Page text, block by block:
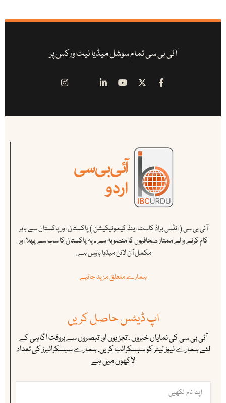
آئی بی سی تمام سوشل میڈیا نیٹ ورکس پر
آئی بی سی ( انڈس براڈ کاسٹ اینڈ کیمونیکیشن ) پاکستان اور پاکستان سے باہر
کام کرنے والے ممتاز صحافیوں کا منصوبہ ہے ۔ یہ پاکستان کا سب سے پہلا اور
مکمل آن لائن میڈیا ہاوس ہے .
ہمارے متعلق مزید جانیے
اپ ڈیٹس حاصل کریں
آئی بی سی کی نمایاں خبروں ، تجزیوں اور تبصروں سے بروقت اگاہی کے
لئے ہمارے نیوز لیٹر کو سبسکرائب کریں. ہمارے سبسکرائبرز کی تعداد
لاکھوں میں ہے